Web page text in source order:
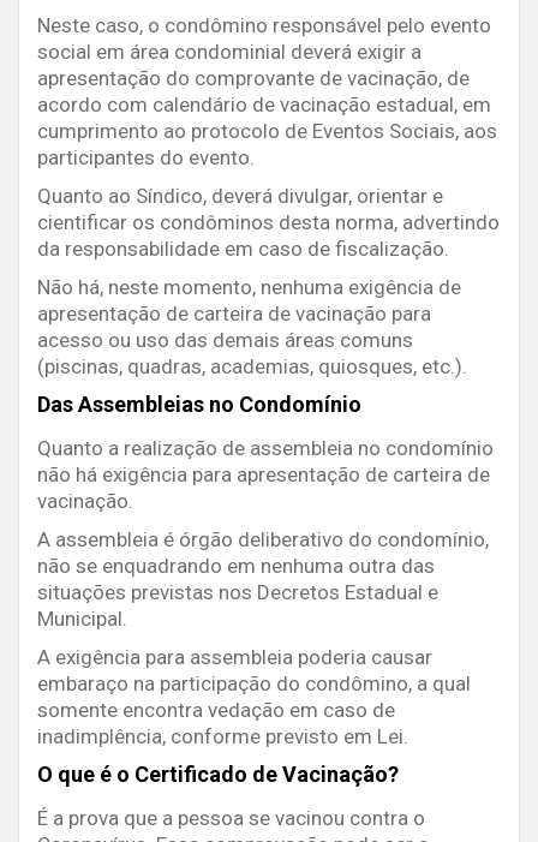
Neste caso, o condômino responsável pelo evento
social em área condominial deverá exigir a
apresentação do comprovante de vacinação, de
acordo com calendário de vacinação estadual, em
cumprimento ao protocolo de Eventos Sociais, aos
participantes do evento.
Quanto ao Síndico, deverá divulgar, orientar e
cientificar os condôminos desta norma, advertindo
da responsabilidade em caso de fiscalização.
Não há, neste momento, nenhuma exigência de
apresentação de carteira de vacinação para
acesso ou uso das demais áreas comuns
(piscinas, quadras, academias, quiosques, etc.).
Das Assembleias no Condomínio
Quanto a realização de assembleia no condomínio
não há exigência para apresentação de carteira de
vacinação.
A assembleia é órgão deliberativo do condomínio,
não se enquadrando em nenhuma outra das
situações previstas nos Decretos Estadual e
Municipal.
A exigência para assembleia poderia causar
embaraço na participação do condômino, a qual
somente encontra vedação em caso de
inadimplência, conforme previsto em Lei.
O que é o Certificado de Vacinação?
É a prova que a pessoa se vacinou contra o